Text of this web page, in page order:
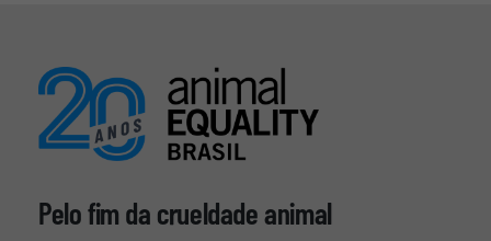
Pelo fim da crueldade animal